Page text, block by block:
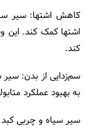
کاهش اشتها: سیر
اشتها کمک کند. این
کند.
سم‌زدایی از بدن:
به بهبود عملکرد
سیر سیاه و چربی کبد